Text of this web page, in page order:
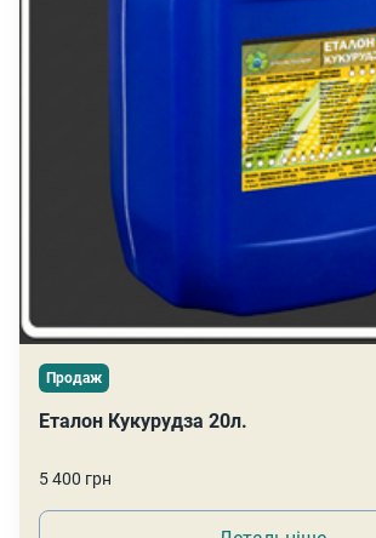
Продаж
Еталон Кукурудза 20л.
5 400 грн